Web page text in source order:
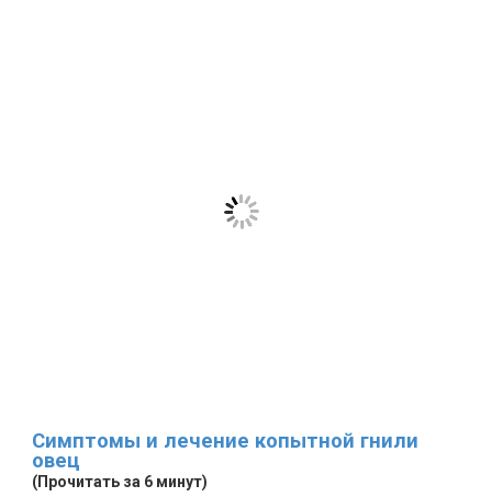
Симптомы и лечение копытной гнили
овец
(Прочитать за 6 минут)